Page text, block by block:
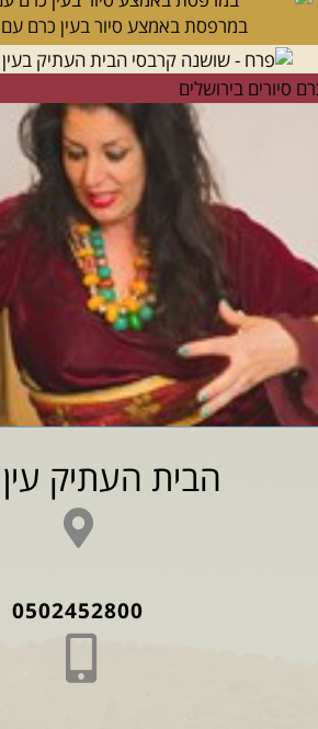
במרפסת באמצע סיור בעין כרם
הבית העתיק
0502452800